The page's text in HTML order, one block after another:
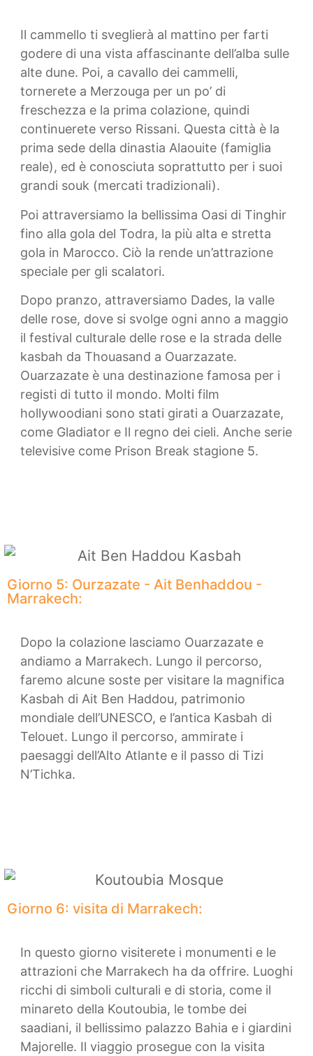
Il cammello ti sveglierà al mattino per farti
godere di una vista affascinante dell’alba sulle
alte dune. Poi, a cavallo dei cammelli,
tornerete a Merzouga per un po’ di
freschezza e la prima colazione, quindi
continuerete verso Rissani. Questa città è la
prima sede della dinastia Alaouite (famiglia
reale), ed è conosciuta soprattutto per i suoi
grandi souk (mercati tradizionali).
Poi attraversiamo la bellissima Oasi di Tinghir
fino alla gola del Todra, la più alta e stretta
gola in Marocco. Ciò la rende un’attrazione
speciale per gli scalatori.
Dopo pranzo, attraversiamo Dades, la valle
delle rose, dove si svolge ogni anno a maggio
il festival culturale delle rose e la strada delle
kasbah da Thouasand a Ouarzazate.
Ouarzazate è una destinazione famosa per i
registi di tutto il mondo. Molti film
hollywoodiani sono stati girati a Ouarzazate,
come Gladiator e Il regno dei cieli. Anche serie
televisive come Prison Break stagione 5.
Giorno 5: Ourzazate - Ait Benhaddou -
Marrakech:
Dopo la colazione lasciamo Ouarzazate e
andiamo a Marrakech. Lungo il percorso,
faremo alcune soste per visitare la magnifica
Kasbah di Ait Ben Haddou, patrimonio
mondiale dell’UNESCO, e l’antica Kasbah di
Telouet. Lungo il percorso, ammirate i
paesaggi dell’Alto Atlante e il passo di Tizi
N’Tichka.
Giorno 6: visita di Marrakech:
In questo giorno visiterete i monumenti e le
attrazioni che Marrakech ha da offrire. Luoghi
ricchi di simboli culturali e di storia, come il
minareto della Koutoubia, le tombe dei
saadiani, il bellissimo palazzo Bahia e i giardini
Majorelle. Il viaggio prosegue con la visita